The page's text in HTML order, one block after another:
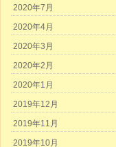
2020年7月
2020年4月
2020年3月
2020年2月
2020年1月
2019年12月
2019年11月
2019年10月